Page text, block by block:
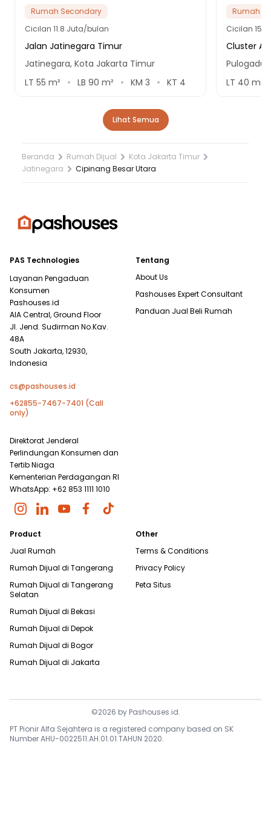
Rumah Secondary
Cicilan 11.8 Juta/bulan
Jalan Jatinegara Timur
Jatinegara, Kota Jakarta Timur
LT 55 m² LB 90 m² KM 3 KT 4
Rumah
Cicilan
Cluster
LT 40 m²
Lihat Semua
Beranda Rumah Dijual
Kota Jakarta Timur
Jatinegara
Cipinang Besar Utara
PAS Technologies
Layanan Pengaduan
Konsumen
Pashouses.id
AIA Central, Ground Floor
Jl. Jend. Sudirman No.Kav.
48A
South Jakarta, 12930,
Indonesia
cs@pashouses.id
+62855-7467-7401 (Call
only)
Direktorat Jenderal
Perlindungan Konsumen dan
Tertib Niaga
Kementerian Perdagangan RI
WhatsApp: +62 853 1111 1010
Tentang
About Us
Pashouses Expert Consultant
Panduan Jual Beli Rumah
Product
Jual Rumah
Rumah Dijual di Tangerang
Rumah Dijual di Tangerang
Selatan
Rumah Dijual di Bekasi
Rumah Dijual di Depok
Rumah Dijual di Bogor
Rumah Dijual di Jakarta
Other
Terms & Conditions
Privacy Policy
Peta Situs
©2026 by Pashouses.id.
PT Pionir Alfa Sejahtera is a registered company based on SK
Number AHU-0022511.AH.01.01.TAHUN 2020.